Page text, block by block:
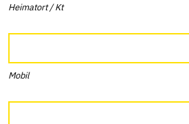
Heimatort / Kt
Mobil